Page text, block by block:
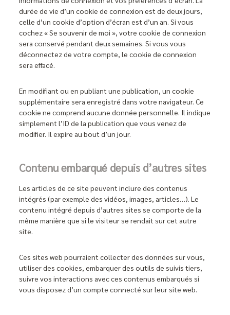
durée de vie d’un cookie de connexion est de deux jours,
celle d’un cookie d’option d’écran est d’un an. Si vous
cochez « Se souvenir de moi », votre cookie de connexion
sera conservé pendant deux semaines. Si vous vous
déconnectez de votre compte, le cookie de connexion
sera effacé.
En modifiant ou en publiant une publication, un cookie
supplémentaire sera enregistré dans votre navigateur. Ce
cookie ne comprend aucune donnée personnelle. Il indique
simplement l’ID de la publication que vous venez de
modifier. Il expire au bout d’un jour.
Contenu embarqué depuis d’autres sites
Les articles de ce site peuvent inclure des contenus
intégrés (par exemple des vidéos, images, articles…). Le
contenu intégré depuis d’autres sites se comporte de la
même manière que si le visiteur se rendait sur cet autre
site.
Ces sites web pourraient collecter des données sur vous,
utiliser des cookies, embarquer des outils de suivis tiers,
suivre vos interactions avec ces contenus embarqués si
vous disposez d’un compte connecté sur leur site web.